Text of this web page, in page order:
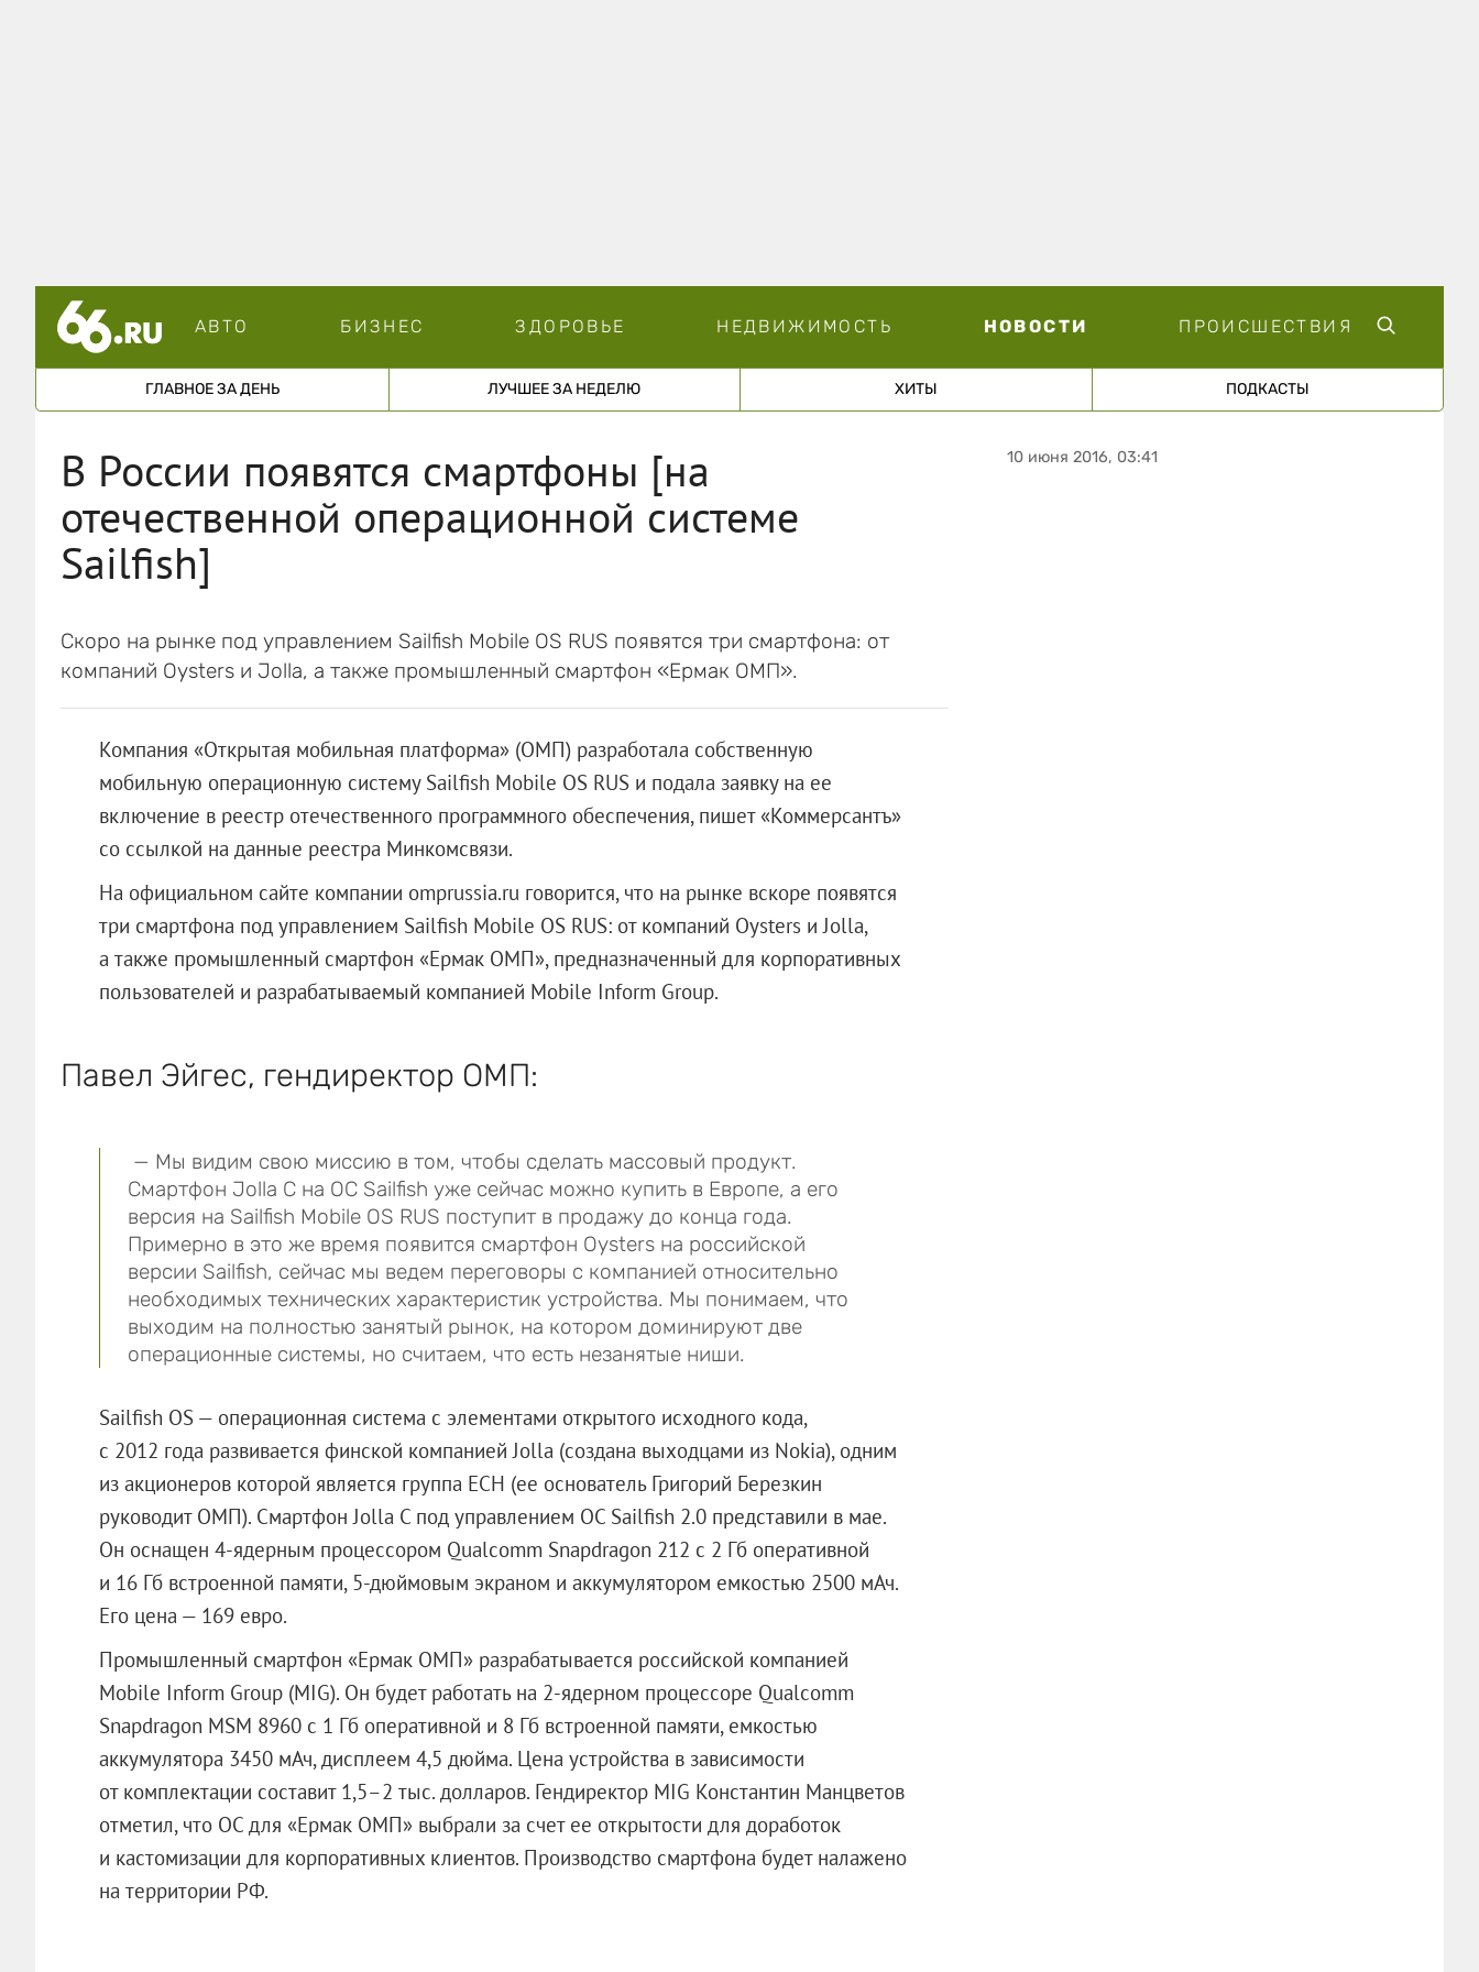
АВТО БИЗНЕС ЗДОРОВЬЕ НЕДВИЖИМОСТЬ НОВОСТИ ПРОИСШЕСТВИЯ
ГЛАВНОЕ ЗА ДЕНЬ ЛУЧШЕЕ ЗА НЕДЕЛЮ ХИТЫ ПОДКАСТЫ
В России появятся смартфоны [на
отечественной операционной системе
Sailfish]
Скоро на рынке под управлением Sailfish Mobile OS RUS появятся три смартфона: от
компаний Oysters и Jolla, а также промышленный смартфон «Ермак ОМП».
Компания «Открытая мобильная платформа» (ОМП) разработала собственную
мобильную операционную систему Sailfish Mobile OS RUS и подала заявку на ее
включение в реестр отечественного программного обеспечения, пишет «Коммерсантъ»
со ссылкой на данные реестра Минкомсвязи.
На официальном сайте компании omprussia.ru говорится, что на рынке вскоре появятся
три смартфона под управлением Sailfish Mobile OS RUS: от компаний Oysters и Jolla,
а также промышленный смартфон «Ермак ОМП», предназначенный для корпоративных
пользователей и разрабатываемый компанией Mobile Inform Group.
Павел Эйгес, гендиректор ОМП:
— Мы видим свою миссию в том, чтобы сделать массовый продукт.
Смартфон Jolla C на ОС Sailfish уже сейчас можно купить в Европе, а его
версия на Sailfish Mobile OS RUS поступит в продажу до конца года.
Примерно в это же время появится смартфон Oysters на российской
версии Sailfish, сейчас мы ведем переговоры с компанией относительно
необходимых технических характеристик устройства. Мы понимаем, что
выходим на полностью занятый рынок, на котором доминируют две
операционные системы, но считаем, что есть незанятые ниши.
Sailfish OS — операционная система с элементами открытого исходного кода,
с 2012 года развивается финской компанией Jolla (создана выходцами из Nokia), одним
из акционеров которой является группа ЕСН (ее основатель Григорий Березкин
руководит ОМП). Смартфон Jolla С под управлением ОС Sailfish 2.0 представили в мае.
Он оснащен 4-ядерным процессором Qualcomm Snapdragon 212 с 2 Гб оперативной
и 16 Гб встроенной памяти, 5-дюймовым экраном и аккумулятором емкостью 2500 мАч.
Его цена — 169 евро.
Промышленный смартфон «Ермак ОМП» разрабатывается российской компанией
Mobile Inform Group (MIG). Он будет работать на 2-ядерном процессоре Qualcomm
Snapdragon MSM 8960 с 1 Гб оперативной и 8 Гб встроенной памяти, емкостью
аккумулятора 3450 мАч, дисплеем 4,5 дюйма. Цена устройства в зависимости
от комплектации составит 1,5–2 тыс. долларов. Гендиректор MIG Константин Манцветов
отметил, что ОС для «Ермак ОМП» выбрали за счет ее открытости для доработок
и кастомизации для корпоративных клиентов. Производство смартфона будет налажено
на территории РФ.
10 июня 2016, 03:41